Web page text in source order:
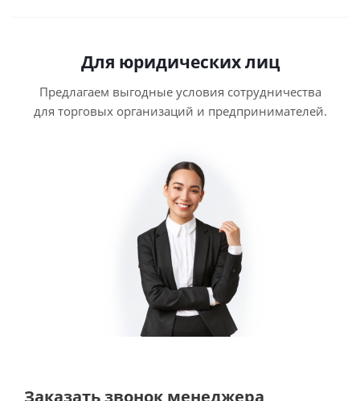
Для юридических лиц
Предлагаем выгодные условия сотрудничества
для торговых организаций и предпринимателей.
Заказать звонок менеджера